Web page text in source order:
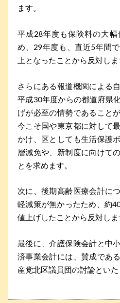
ます。
平成28年度も保険料の大
め、29年度も、直近5年間
上となったことから反対しま
さらにある報道機関による
平成30年度からの都道府県
げが必至の情勢であること
今こそ国や東京都に対して
かけ、区としても生活保護
層減免や、新制度に向けて
とを求めます。
次に、後期高齢医療会計に
軽減策が無かったため、約
値上げしたことから反対しま
最後に、介護保険会計と中
済事業会計には、賛成であ
産党北区議員団の討論といた